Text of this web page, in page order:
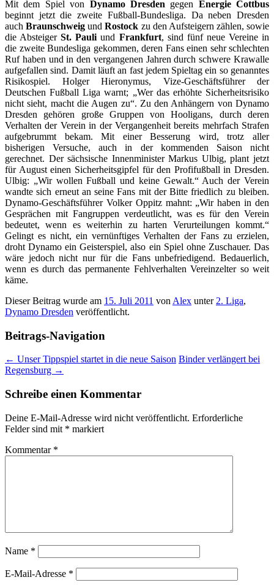
Mit dem Spiel von Dynamo Dresden gegen Energie Cottbus
beginnt jetzt die zweite Fußball-Bundesliga. Da neben Dresden
auchBraunschweig undRostock zu den Aufsteigern zählen, sowie
die AbsteigerSt. Pauli und Frankfurt, sind fünf neue Vereine in
die zweite Bundesliga gekommen, deren Fans einen sehr schlechten
Ruf haben und in den vergangenen Jahren durch schwere Krawalle
aufgefallen sind. Damit läuft an fast jedem Spieltag ein so genanntes
Risikospiel. Holger Hieronymus, Vize-Geschäftsführer der
Deutschen Fußball Liga warnt; „Wer das erhöhte Sicherheitsrisiko
nicht sieht, macht die Augen zu“. Zu den Anhängern von Dynamo
Dresden gehören große Gruppen von Hooligans, durch deren
Verhalten der Verein in der Vergangenheit bereits mehrfach Strafen
aufgebrummt bekam. Mit einer Besserung wird, trotz aller
bisherigen Versuche, auch in der kommenden Saison nicht
gerechnet. Der sächsische Innenminister Markus Ulbig, plant jetzt
für August einen Sicherheitsgipfel für den Profifußball in Dresden.
Ulbig: „Wir wollen Fußball und keine Gewalt.“ Auch der Verein
wandte sich erneut an seine Fans mit der Bitte friedlich zu bleiben.
Dynamo-Geschäftsführer Volker Oppitz mahnt: „Wir haben in den
Gesprächen mit Fangruppen verdeutlicht, was es für den Verein
bedeutet, wenn es weiterhin zu harten Verurteilungen kommt.“
Gelingt es nicht, ein vernünftiges Verhalten der Fans zu erzielen,
droht Dynamo ein Geisterspiel, also ein Spiel ohne Zuschauer. Das
wäre jedoch nicht nur für die Fans unbefriedigend. Bedauerlich,
wenn es durch das permanente Fehlverhalten Vereinzelter so weit
käme.
Dieser Beitrag wurde am 15. Juli 2011 von Alex unter 2. Liga,
Dynamo Dresden veröffentlicht.
Beitrags-Navigation
← Unser Tippspiel startet in die neue Saison Binder verlängert bei
Regensburg →
Schreibe einen Kommentar
Deine E-Mail-Adresse wird nicht veröffentlicht. Erforderliche
Felder sind mit * markiert
Kommentar *
Name *
E-Mail-Adresse *